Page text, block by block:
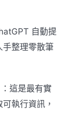
自動提
手整理零散筆
：這是最有實
執行資訊，